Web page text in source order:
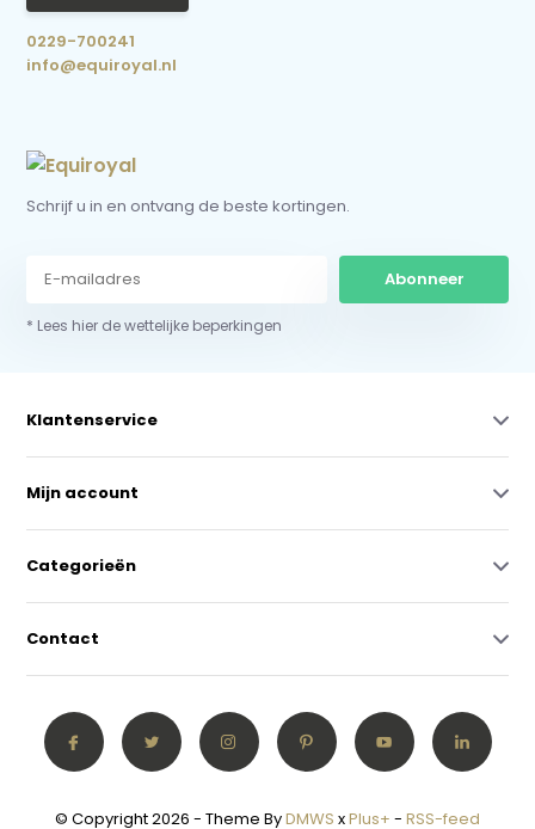
0229-700241
info@equiroyal.nl
Schrijf u in en ontvang de beste kortingen.
Abonneer
* Lees hier de wettelijke beperkingen
Klantenservice
Mijn account
Categorieën
Contact
© Copyright 2026 - Theme ByDMWS xPlus+ - RSS-feed